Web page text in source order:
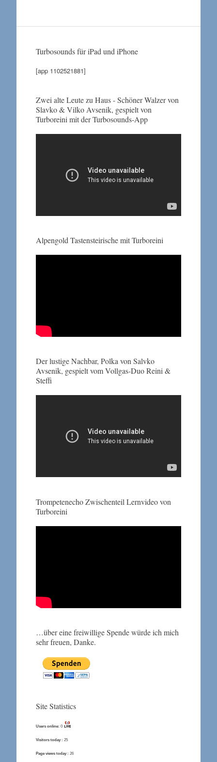
Turbosounds für iPad und iPhone
[app 1102521881]
Zwei alte Leute zu Haus - Schöner Walzer von
Slavko & Vilko Avsenik, gespielt von
Turboreini mit der Turbosounds-App
Alpengold Tastensteirische mit Turboreini
Der lustige Nachbar, Polka von Salvko
Avsenik, gespielt vom Vollgas-Duo Reini &
Steffi
Trompetenecho Zwischenteil Lernvideo von
Turboreini
…über eine freiwillige Spende würde ich mich
sehr freuen, Danke.
Site Statistics
Users online: 0
Visitors today : 25
Page views today : 26